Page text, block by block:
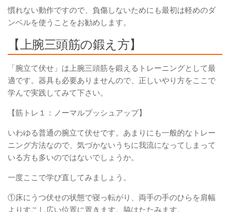
慣れない動作ですので、 負傷しないためにも最初は軽めのダ
ンベルを使うことをお勧めします。
【上腕三頭筋の鍛え方】
「腕立て伏せ」は上腕三頭筋を鍛えるトレーニングとして最
適です。器具も必要ありませんので、正しいやり方をここで
学んで実践してみて下さい。
【筋トレ１：ノーマルプッシュアップ】
いわゆる普通の腕立て伏せです。あまりにも一般的なトレー
ニング方法なので、気づかないうちに我流になってしまって
いる方も多いのではないでしょうか。
一度ここで学び直してみましょう。
①床にうつ伏せの状態で寝っ転がり、両手の手のひらを肩幅
よりすこし広い位置に置きます。脇はたたみます。